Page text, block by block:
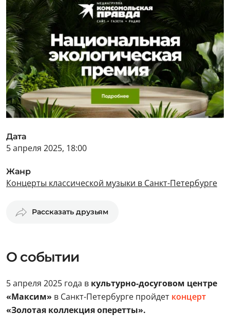
Дата
5 апреля 2025, 18:00
Жанр
Концерты классической музыки в Санкт-Петербурге
Рассказать друзьям
О событии
5 апреля 2025 года в культурно-досуговом центре
«Максим» в Санкт-Петербурге пройдет концерт
«Золотая коллекция оперетты».